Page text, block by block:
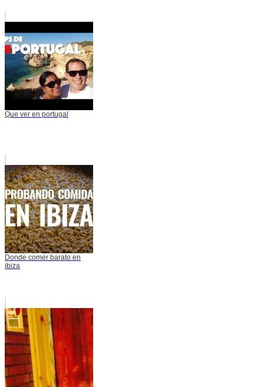
Que ver en portugal
Donde comer barato en
ibiza